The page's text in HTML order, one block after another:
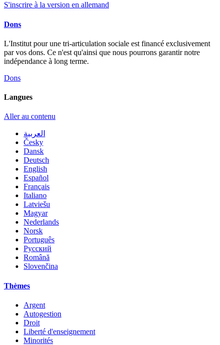
S'inscrire à la version en allemand
Dons
L'Institut pour une tri-articulation sociale est financé exclusivement
par vos dons. Ce n'est qu'ainsi que nous pourrons garantir notre
indépendance à long terme.
Dons
Langues
Aller au contenu
العربية
Česky
Dansk
Deutsch
English
Español
Français
Italiano
Latviešu
Magyar
Nederlands
Norsk
Português
Русский
Română
Slovenčina
Thèmes
Argent
Autogestion
Droit
Liberté d'enseignement
Minorités